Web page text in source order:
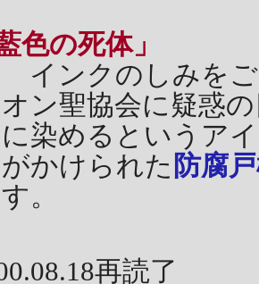
色の死体」
インクのしみを
オン聖協会に疑惑
に染めるというア
がかけられた 防腐
す。
再読了